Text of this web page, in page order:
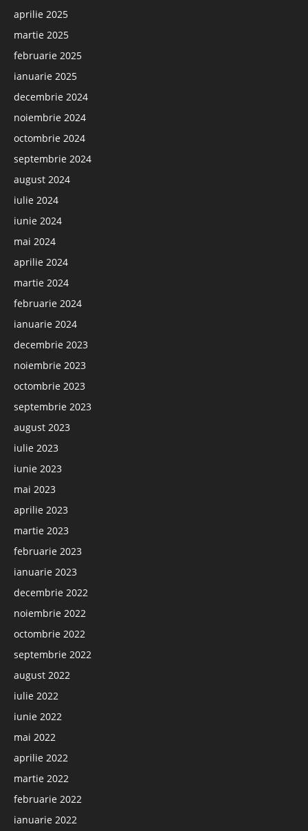
aprilie 2025
martie 2025
februarie 2025
ianuarie 2025
decembrie 2024
noiembrie 2024
octombrie 2024
septembrie 2024
august 2024
iulie 2024
iunie 2024
mai 2024
aprilie 2024
martie 2024
februarie 2024
ianuarie 2024
decembrie 2023
noiembrie 2023
octombrie 2023
septembrie 2023
august 2023
iulie 2023
iunie 2023
mai 2023
aprilie 2023
martie 2023
februarie 2023
ianuarie 2023
decembrie 2022
noiembrie 2022
octombrie 2022
septembrie 2022
august 2022
iulie 2022
iunie 2022
mai 2022
aprilie 2022
martie 2022
februarie 2022
ianuarie 2022